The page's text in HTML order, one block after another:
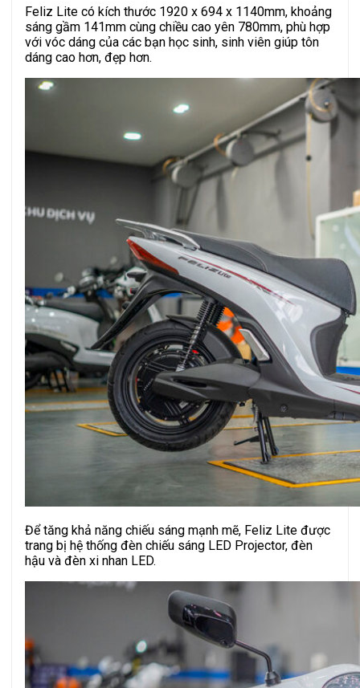
Feliz Lite có kích thước 1920 x 694 x 1140mm, khoảng
sáng gầm 141mm cùng chiều cao yên 780mm, phù hợp
với vóc dáng của các bạn học sinh, sinh viên giúp tôn
dáng cao hơn, đẹp hơn.
Để tăng khả năng chiếu sáng mạnh mẽ, Feliz Lite được
trang bị hệ thống đèn chiếu sáng LED Projector, đèn
hậu và đèn xi nhan LED.